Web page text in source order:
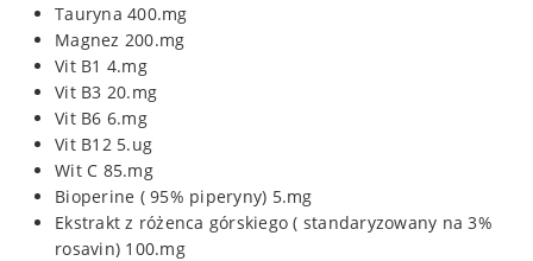
Tauryna 400.mg
Magnez 200.mg
Vit B1 4.mg
Vit B3 20.mg
Vit B6 6.mg
Vit B12 5.ug
Wit C 85.mg
Bioperine ( 95% piperyny) 5.mg
Ekstrakt z różenca górskiego ( standaryzowany na 3%
rosavin) 100.mg